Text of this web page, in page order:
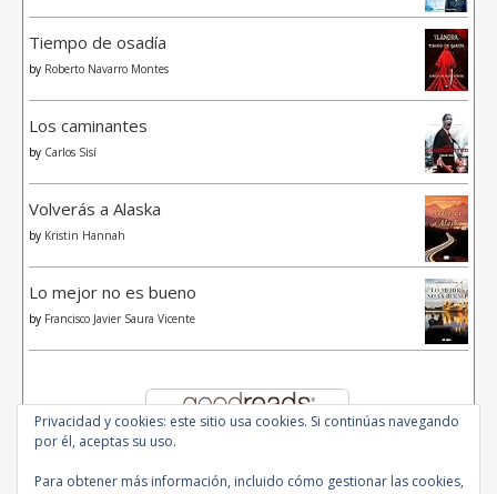
Tiempo de osadía
by Roberto Navarro Montes
Los caminantes
by Carlos Sisí
Volverás a Alaska
by Kristin Hannah
Lo mejor no es bueno
by Francisco Javier Saura Vicente
Privacidad y cookies: este sitio usa cookies. Si continúas navegando
por él, aceptas su uso.
Para obtener más información, incluido cómo gestionar las cookies,